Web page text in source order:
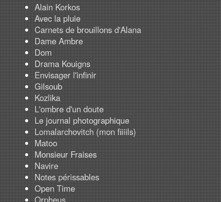
Alain Korkos
Avec la pluie
Carnets de brouillons d'Alana
Dame Ambre
Dom
Drama Kouigns
Envisager l'infinir
Gilsoub
Kozlika
L'ombre d'un doute
Le journal photographique
Lomalarchovitch (mon fiiiils)
Matoo
Monsieur Fraises
Navire
Notes périssables
Open Time
Orpheus